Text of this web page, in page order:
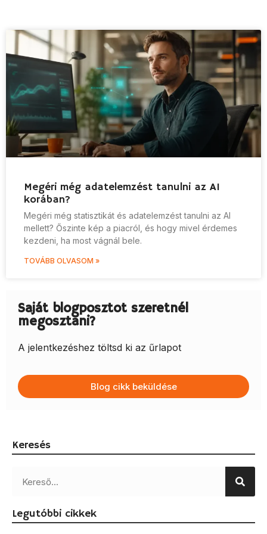
Megéri még adatelemzést tanulni az AI
korában?
Megéri még statisztikát és adatelemzést tanulni az AI
mellett? Őszinte kép a piacról, és hogy mivel érdemes
kezdeni, ha most vágnál bele.
TOVÁBB OLVASOM »
Saját blogposztot szeretnél
megosztani?
A jelentkezéshez töltsd ki az űrlapot
Blog cikk beküldése
Keresés
Legutóbbi cikkek